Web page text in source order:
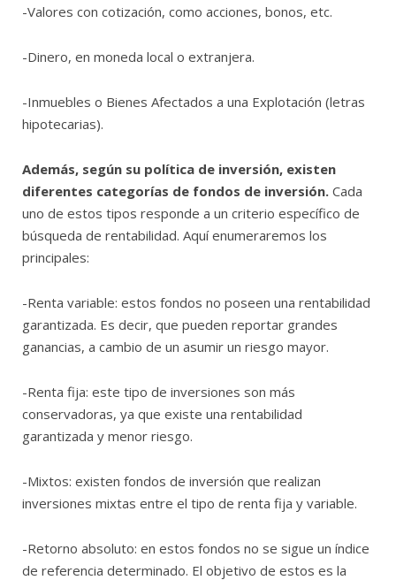
-Valores con cotización, como acciones, bonos, etc.
-Dinero, en moneda local o extranjera.
-Inmuebles o Bienes Afectados a una Explotación (letras
hipotecarias).
Además, según su política de inversión, existen
diferentes categorías de fondos de inversión. Cada
uno de estos tipos responde a un criterio específico de
búsqueda de rentabilidad. Aquí enumeraremos los
principales:
-Renta variable: estos fondos no poseen una rentabilidad
garantizada. Es decir, que pueden reportar grandes
ganancias, a cambio de un asumir un riesgo mayor.
-Renta fija: este tipo de inversiones son más
conservadoras, ya que existe una rentabilidad
garantizada y menor riesgo.
-Mixtos: existen fondos de inversión que realizan
inversiones mixtas entre el tipo de renta fija y variable.
-Retorno absoluto: en estos fondos no se sigue un índice
de referencia determinado. El objetivo de estos es la